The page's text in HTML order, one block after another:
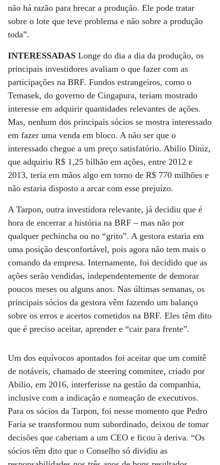
não há razão para brecar a produção. Ele pode tratar
sobre o lote que teve problema e não sobre a produção
toda”.
INTERESSADAS Longe do dia a dia da produção, os
principais investidores avaliam o que fazer com as
participações na BRF. Fundos estrangeiros, como o
Temasek, do governo de Cingapura, teriam mostrado
interesse em adquirir quantidades relevantes de ações.
Mas, nenhum dos principais sócios se mostra interessado
em fazer uma venda em bloco. A não ser que o
interessado chegue a um preço satisfatório. Abilio Diniz,
que adquiriu R$ 1,25 bilhão em ações, entre 2012 e
2013, teria em mãos algo em torno de R$ 770 milhões e
não estaria disposto a arcar com esse prejuízo.
A Tarpon, outra investidora relevante, já decidiu que é
hora de encerrar a história na BRF – mas não por
qualquer pechincha ou no “grito”. A gestora estaria em
uma posição desconfortável, pois agora não tem mais o
comando da empresa. Internamente, foi decidido que as
ações serão vendidas, independentemente de demorar
poucos meses ou alguns anos. Nas últimas semanas, os
principais sócios da gestora vêm fazendo um balanço
sobre os erros e acertos cometidos na BRF. Eles têm dito
que é preciso aceitar, aprender e “cair para frente”.
Um dos equívocos apontados foi aceitar que um comitê
de notáveis, chamado de steering commitee, criado por
Abilio, em 2016, interferisse na gestão da companhia,
inclusive com a indicação e nomeação de executivos.
Para os sócios da Tarpon, foi nesse momento que Pedro
Faria se transformou num subordinado, deixou de tomar
decisões que caberiam a um CEO e ficou à deriva. “Os
sócios têm dito que o Conselho só dividiu as